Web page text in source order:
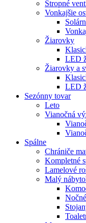
Stropné
Vonkajšie
Žiarovky
LED
Žiarovky a
LED
Sezónny tovar
Leto
Vianočná
Spálne
Chrániče
Kompletné
Lamelové
Malý